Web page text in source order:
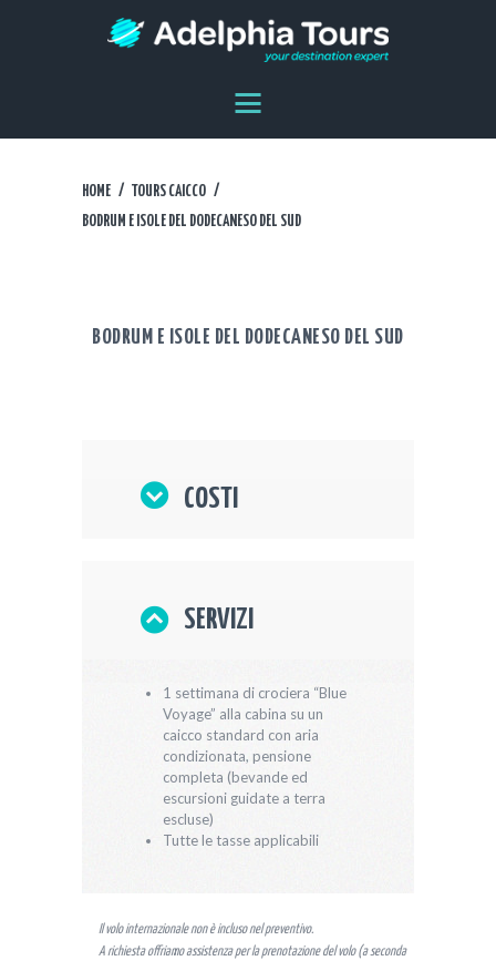
HOME
TOURS CAICCO
BODRUM E ISOLE DEL DODECANESO DEL SUD
AGENZIA
DICONO DI NOI
CONTATTI
BODRUM E ISOLE DEL DODECANESO DEL SUD
COSTI
SERVIZI
1 settimana di crociera “Blue
Voyage” alla cabina su un
caicco standard con aria
condizionata, pensione
completa (bevande ed
escursioni guidate a terra
escluse)
Tutte le tasse applicabili
Il volo internazionale non è incluso nel preventivo.
A richiesta offriamo assistenza per la prenotazione del volo (a seconda